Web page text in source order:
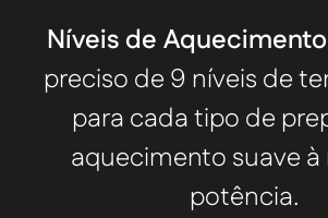
Níveis de
preciso de 9 níveis de
para cada tipo de
aquecimento suave à
potência.